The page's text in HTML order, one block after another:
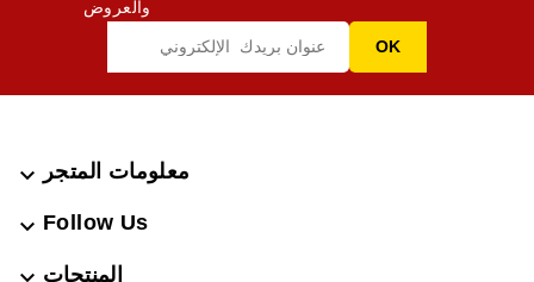
والعروض
معلومات المتجر 
Follow Us

المنتجات